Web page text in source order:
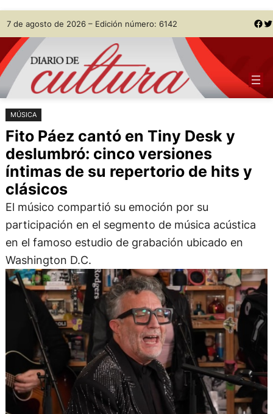
Saltar
al
contenido
Skip
to
content
7 de agosto de 2026 – Edición número: 6142 Facebook Twitter
MÚSICA
Fito Páez cantó en Tiny Desk y
deslumbró: cinco versiones
íntimas de su repertorio de hits y
clásicos
El músico compartió su emoción por su
participación en el segmento de música acústica
en el famoso estudio de grabación ubicado en
Washington D.C.